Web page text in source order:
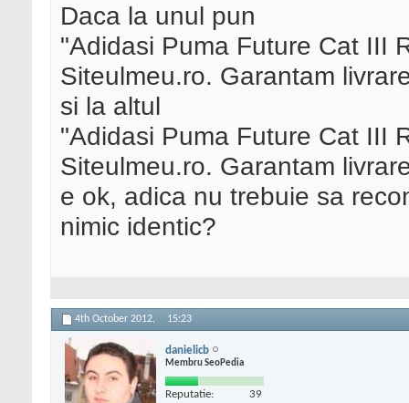
Daca la unul pun
"Adidasi Puma Future Cat III
Siteulmeu.ro. Garantam
si la altul
"Adidasi Puma Future Cat III
Siteulmeu.ro. Garantam
e ok, adica nu trebuie sa
nimic identic?
4th October 2012, 15:23
danielicb
Membru SeoPedia
Reputatie: 39